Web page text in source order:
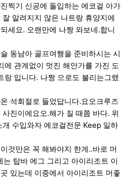
찍기 신공에 돌입하는 에코걸 아가
알려지지 않은 나트랑 휴양지에
세요. 오랜만에 나짱 와보네.합니
동남아 골프여행을 준비하시는 시
에 관계없이 멋진 해안가를 가진 도
랑 입니다. 나짱 으로도 불리는그랬
석회절로 들었답니다.요오크루즈
진이에요오.해가 질 때쯤 바다. 위
수입와자 에코걸전문 Keep 일하
것만은 꼭 해봐야지 한게..바로 머
탑바 에그 그리고 아이리조트 이
있는데 이중에서 아이리조트 머좋